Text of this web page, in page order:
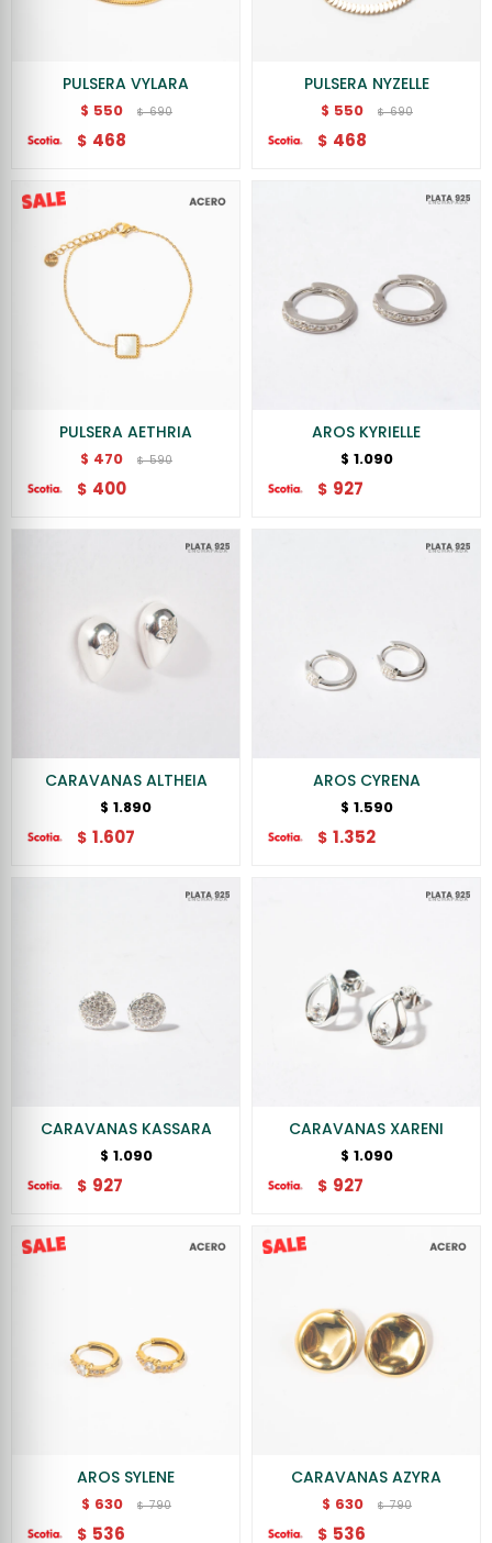
PULSERA VYLARA
$ 550 $ 690
$ 468
PULSERA NYZELLE
$ 550 $ 690
$ 468
PULSERA AETHRIA
$ 470 $ 590
$ 400
AROS KYRIELLE
$ 1.090
$ 927
CARAVANAS ALTHEIA
$ 1.890
$ 1.607
AROS CYRENA
$ 1.590
$ 1.352
CARAVANAS KASSARA
$ 1.090
$ 927
CARAVANAS XARENI
$ 1.090
$ 927
AROS SYLENE
$ 630 $ 790
$ 536
CARAVANAS AZYRA
$ 630 $ 790
$ 536